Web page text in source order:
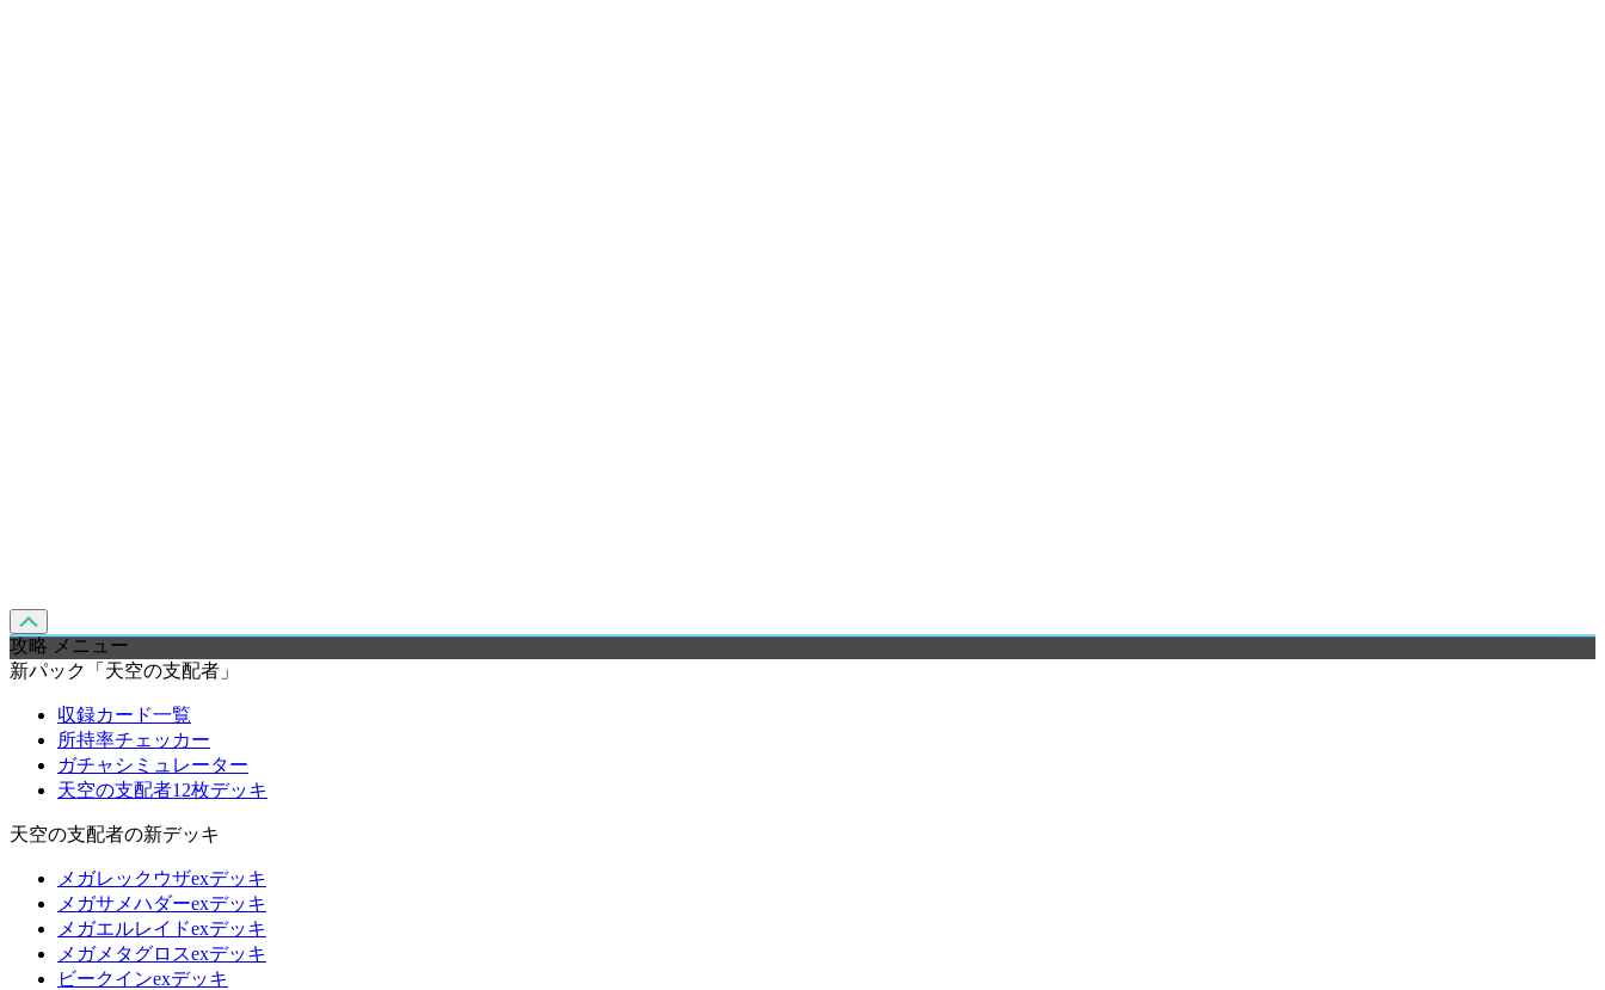
攻略 メニュー
新パック「天空の支配者」
収録カード一覧
所持率チェッカー
ガチャシミュレーター
天空の支配者12枚デッキ
天空の支配者の新デッキ
メガレックウザexデッキ
メガサメハダーexデッキ
メガエルレイドexデッキ
メガメタグロスexデッキ
ビークインexデッキ